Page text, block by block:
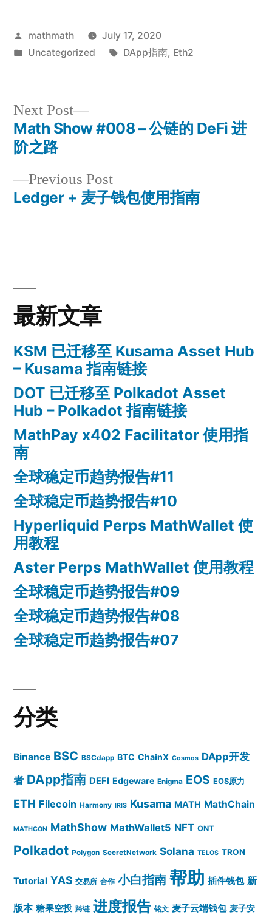
Posted
by
mathmath
July 17, 2020
Posted
Uncategorized Tags:
DApp指南, Eth2
Post
navigation
Previous PostPrevious
post:
Ledger + 麦子钱包使用指南
Next Post
Next
post:
Math Show #008 – 公链的 DeFi 进
阶之路
最新文章
KSM 已迁移至 Kusama Asset Hub
– Kusama 指南链接
DOT 已迁移至 Polkadot Asset
Hub – Polkadot 指南链接
MathPay x402 Facilitator 使用指
南
全球稳定币趋势报告#11
全球稳定币趋势报告#10
Hyperliquid Perps MathWallet 使
用教程
Aster Perps MathWallet 使用教程
全球稳定币趋势报告#09
全球稳定币趋势报告#08
全球稳定币趋势报告#07
分类
Binance BSC BSCdapp BTC ChainX Cosmos DApp开发
者 DApp指南 DEFI Edgeware Enigma EOS EOS原力
ETH Filecoin Harmony IRIS Kusama MATH MathChain
MATHCON MathShow MathWallet5 NFT ONT
Polkadot Polygon SecretNetwork Solana TELOS TRON
Tutorial YAS 交易所 合作 小白指南 帮助 插件钱包 新
版本 糖果空投 跨链 进度报告 铭文 麦子云端钱包 麦子安